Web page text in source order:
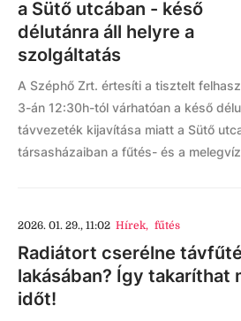
a Sütő utcában - késő
délutánra áll helyre a
szolgáltatás
A Széphő Zrt. értesíti a tisztelt
3-án 12:30h-tól várhatóan a késő
távvezeték kijavítása miatt a Sütő
társasházaiban a fűtés- és a
2026. 01. 29., 11:02 Hírek, fűtés
Radiátort cserélne
lakásában? Így takaríthat
időt!